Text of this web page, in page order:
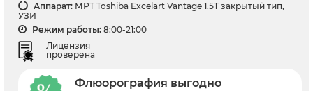
Аппарат: МРТ Toshiba Excelart Vantage 1.5T закрытый тип,
УЗИ
Режим работы: 8:00-21:00
Лицензия
проверена
Флюорография выгодно